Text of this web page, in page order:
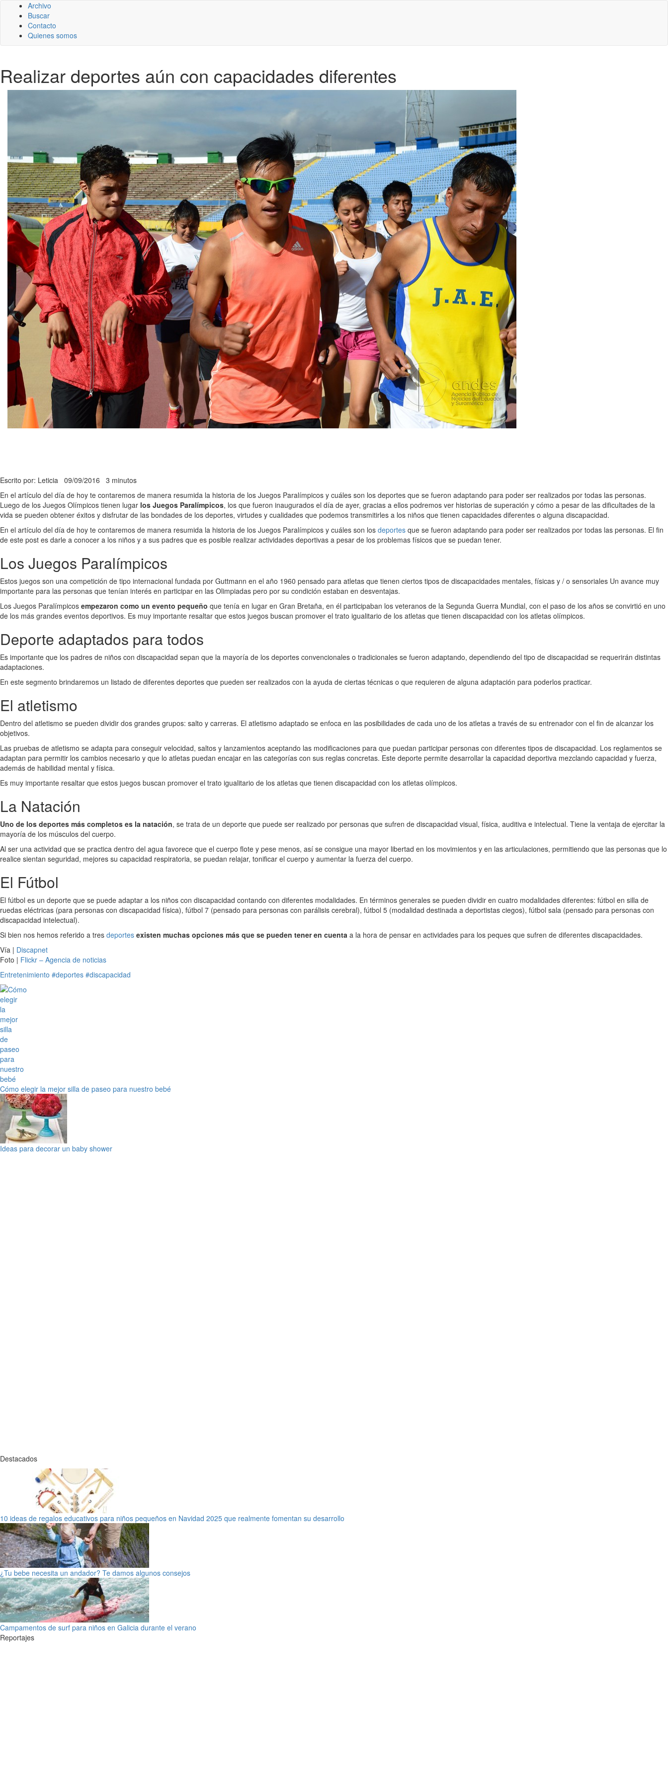
Archivo
Buscar
Contacto
Quienes somos
Realizar deportes aún con capacidades diferentes
Escrito por: Leticia 09/09/2016 3 minutos
En el artículo del día de hoy te contaremos de manera resumida la historia de los Juegos Paralímpicos y cuáles son los deportes que se fueron adaptando para poder ser realizados por todas las personas.
Luego de los Juegos Olímpicos tienen lugar los Juegos Paralímpicos, los que fueron inaugurados el día de ayer, gracias a ellos podremos ver historias de superación y cómo a pesar de las dificultades de la
vida se pueden obtener éxitos y disfrutar de las bondades de los deportes, virtudes y cualidades que podemos transmitirles a los niños que tienen capacidades diferentes o alguna discapacidad.
En el artículo del día de hoy te contaremos de manera resumida la historia de los Juegos Paralímpicos y cuáles son los deportes que se fueron adaptando para poder ser realizados por todas las personas. El fin
de este post es darle a conocer a los niños y a sus padres que es posible realizar actividades deportivas a pesar de los problemas físicos que se puedan tener.
Los Juegos Paralímpicos
Estos juegos son una competición de tipo internacional fundada por Guttmann en el año 1960 pensado para atletas que tienen ciertos tipos de discapacidades mentales, físicas y / o sensoriales Un avance muy
importante para las personas que tenían interés en participar en las Olimpiadas pero por su condición estaban en desventajas.
Los Juegos Paralímpicos empezaron como un evento pequeño que tenía en lugar en Gran Bretaña, en él participaban los veteranos de la Segunda Guerra Mundial, con el paso de los años se convirtió en uno
de los más grandes eventos deportivos. Es muy importante resaltar que estos juegos buscan promover el trato igualitario de los atletas que tienen discapacidad con los atletas olímpicos.
Deporte adaptados para todos
Es importante que los padres de niños con discapacidad sepan que la mayoría de los deportes convencionales o tradicionales se fueron adaptando, dependiendo del tipo de discapacidad se requerirán distintas
adaptaciones.
En este segmento brindaremos un listado de diferentes deportes que pueden ser realizados con la ayuda de ciertas técnicas o que requieren de alguna adaptación para poderlos practicar.
El atletismo
Dentro del atletismo se pueden dividir dos grandes grupos: salto y carreras. El atletismo adaptado se enfoca en las posibilidades de cada uno de los atletas a través de su entrenador con el fin de alcanzar los
objetivos.
Las pruebas de atletismo se adapta para conseguir velocidad, saltos y lanzamientos aceptando las modificaciones para que puedan participar personas con diferentes tipos de discapacidad. Los reglamentos se
adaptan para permitir los cambios necesario y que lo atletas puedan encajar en las categorías con sus reglas concretas. Este deporte permite desarrollar la capacidad deportiva mezclando capacidad y fuerza,
además de habilidad mental y física.
Es muy importante resaltar que estos juegos buscan promover el trato igualitario de los atletas que tienen discapacidad con los atletas olímpicos.
La Natación
Uno de los deportes más completos es la natación, se trata de un deporte que puede ser realizado por personas que sufren de discapacidad visual, física, auditiva e intelectual. Tiene la ventaja de ejercitar la
mayoría de los músculos del cuerpo.
Al ser una actividad que se practica dentro del agua favorece que el cuerpo flote y pese menos, así se consigue una mayor libertad en los movimientos y en las articulaciones, permitiendo que las personas que lo
realice sientan seguridad, mejores su capacidad respiratoria, se puedan relajar, tonificar el cuerpo y aumentar la fuerza del cuerpo.
El Fútbol
El fútbol es un deporte que se puede adaptar a los niños con discapacidad contando con diferentes modalidades. En términos generales se pueden dividir en cuatro modalidades diferentes: fútbol en silla de
ruedas eléctricas (para personas con discapacidad física), fútbol 7 (pensado para personas con parálisis cerebral), fútbol 5 (modalidad destinada a deportistas ciegos), fútbol sala (pensado para personas con
discapacidad intelectual).
Si bien nos hemos referido a tres deportes existen muchas opciones más que se pueden tener en cuenta a la hora de pensar en actividades para los peques que sufren de diferentes discapacidades.
Vía | Discapnet
Foto | Flickr – Agencia de noticias
Entretenimiento #deportes #discapacidad
Cómo elegir la mejor silla de paseo para nuestro bebé
Ideas para decorar un baby shower
Destacados
10 ideas de regalos educativos para niños pequeños en Navidad 2025 que realmente fomentan su desarrollo
¿Tu bebe necesita un andador? Te damos algunos consejos
Campamentos de surf para niños en Galicia durante el verano
Reportajes